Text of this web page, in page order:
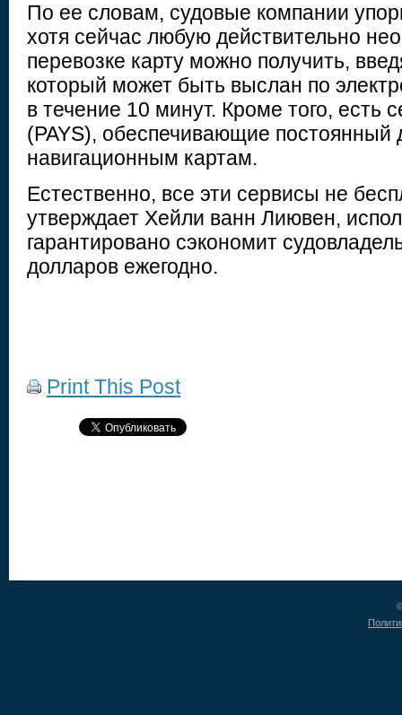
По ее словам, судовые компании
хотя сейчас любую действительно
перевозке карту можно получить,
который может быть выслан по
в течение 10 минут. Кроме того, есть
(PAYS), обеспечивающие постоянный
навигационным картам.
Естественно, все эти сервисы не
утверждает Хейли ванн Лиювен,
гарантировано сэкономит
долларов ежегодно.
Print This Post